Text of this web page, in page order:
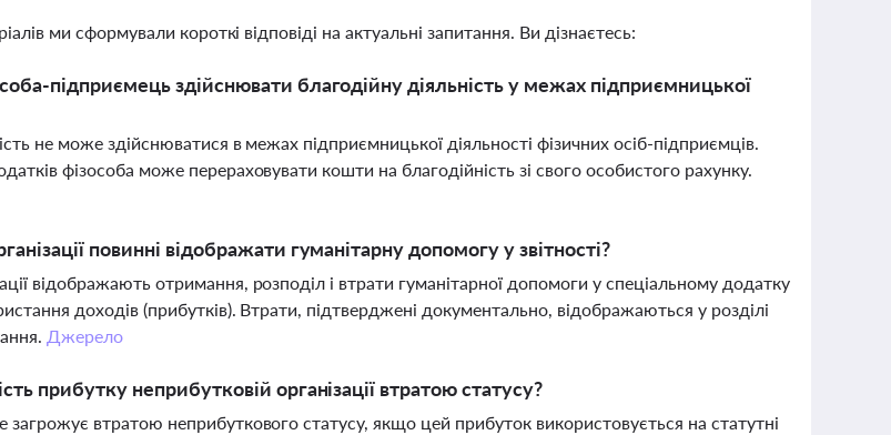
ми сформували короткі відповіді на актуальні запитання. Ви дізнаєтесь:
підприємець здійснювати благодійну діяльність у межах підприємницької
не може здійснюватися в межах підприємницької діяльності фізичних осіб-підприємців.
фізособа може перераховувати кошти на благодійність зі свого особистого рахунку.
повинні відображати гуманітарну допомогу у звітності?
відображають отримання, розподіл і втрати гуманітарної допомоги у спеціальному додатку
доходів (прибутків). Втрати, підтверджені документально, відображаються у розділі
Джерело
прибутку неприбутковій організації втратою статусу?
загрожує втратою неприбуткового статусу, якщо цей прибуток використовується на статутні